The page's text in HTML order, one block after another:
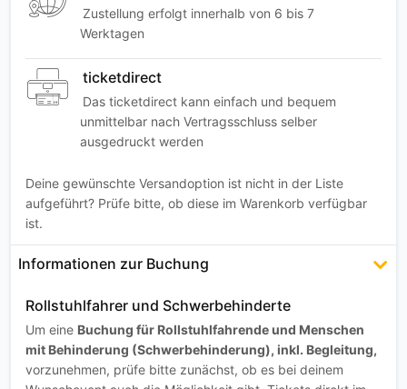
Zustellung erfolgt innerhalb von 6 bis 7
Werktagen
ticketdirect
Das ticketdirect kann einfach und bequem
unmittelbar nach Vertragsschluss selber
ausgedruckt werden
Deine gewünschte Versandoption ist nicht in der Liste
aufgeführt? Prüfe bitte, ob diese im Warenkorb verfügbar
ist.
Informationen zur Buchung
Rollstuhlfahrer und Schwerbehinderte
Um eine Buchung für Rollstuhlfahrende und Menschen
mit Behinderung (Schwerbehinderung), inkl. Begleitung,
vorzunehmen, prüfe bitte zunächst, ob es bei deinem